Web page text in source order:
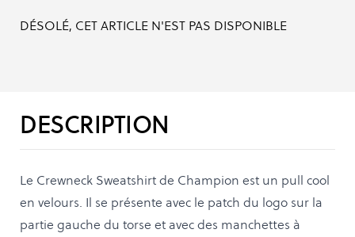
DÉSOLÉ, CET ARTICLE N'EST PAS DISPONIBLE
DESCRIPTION
Le Crewneck Sweatshirt de Champion est un pull cool
en velours. Il se présente avec le patch du logo sur la
partie gauche du torse et avec des manchettes à